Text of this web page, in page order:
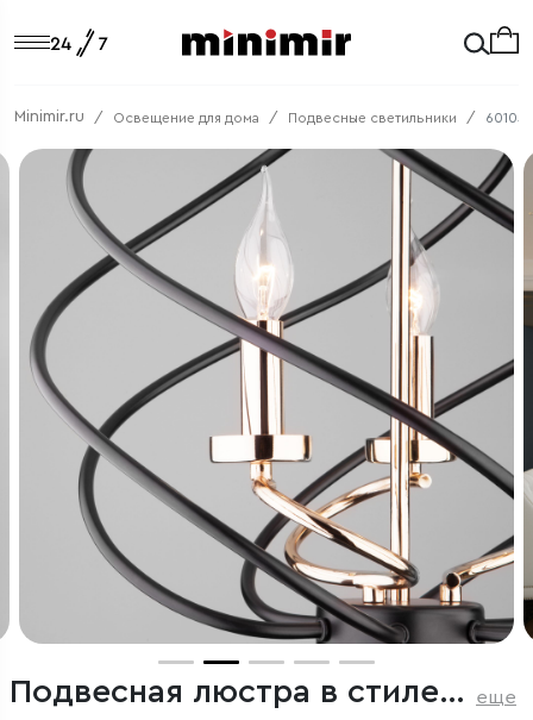
Minimir.ru Освещение для дома Подвесные светильники
Подвесная люстра в стиле лофт еще